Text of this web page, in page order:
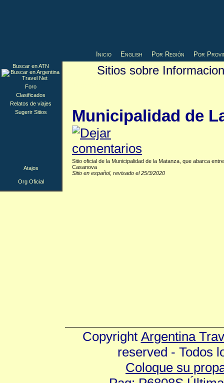
Inicio English Por Región Por
Sitios sobre
Municipalidad de
Sitio oficial de la Municipalidad de la Matanza, que abarca
Casanova
Sitio en español, revisado el 25/3/2020
Buscar en ATN
Foro
Clasificados
Relatos de viajes
Sugerir Sitios
Atajos
Org Oficial
Copyright Argentina
reserved - Todos
Coloque su